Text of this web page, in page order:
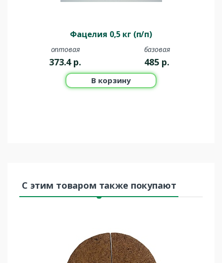
Фацелия 0,5 кг (п/п)
оптовая
373.4 р.
базовая
485 р.
В корзину
С этим товаром также покупают